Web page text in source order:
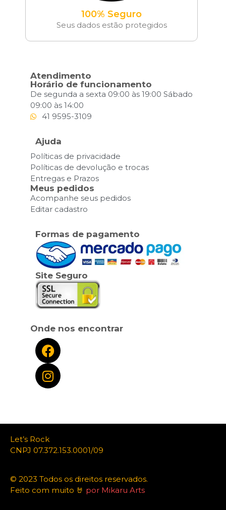
100% Seguro
Seus dados estão protegidos
Atendimento
Horário de funcionamento
De segunda a sexta 09:00 às 19:00 Sábado
09:00 às 14:00
41 9595-3109
Ajuda
Políticas de privacidade
Políticas de devolução e trocas
Entregas e Prazos
Meus pedidos
Acompanhe seus pedidos
Editar cadastro
Formas de pagamento
Site Seguro
Onde nos encontrar
Let’s Rock
CNPJ 07.372.153.0001/09
© 2023 Todos os direitos reservados.
Feito com muito 🤘 por Mikaru Arts